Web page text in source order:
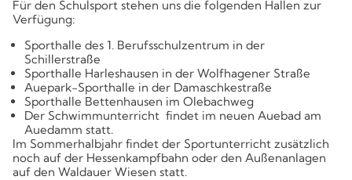
Kompetenzen
Für den Schulsport stehen uns die folgenden Hallen zur
Verfügung:
Sporthalle des 1. Berufsschulzentrum in der
Schillerstraße
Sporthalle Harleshausen in der Wolfhagener Straße
Auepark-Sporthalle in der Damaschkestraße
Sporthalle Bettenhausen im Olebachweg
Der Schwimmunterricht findet im neuen Auebad am
Auedamm statt.
Im Sommerhalbjahr findet der Sportunterricht zusätzlich
noch auf der Hessenkampfbahn oder den Außenanlagen
auf den Waldauer Wiesen statt.